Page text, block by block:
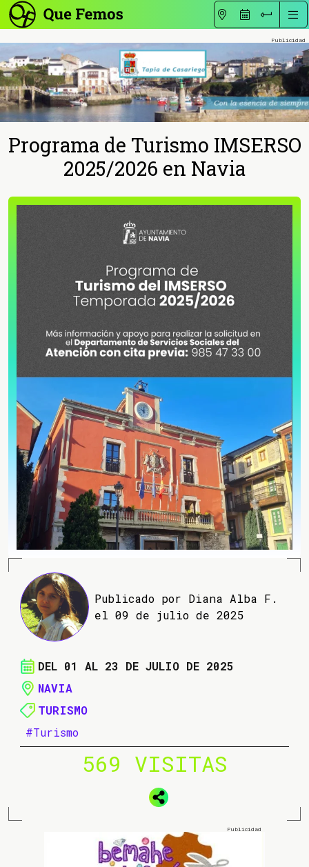
Programa de Turismo IMSERSO
2025/2026 en Navia
Publicado por Diana Alba F.
el 09 de julio de 2025
DEL 01 AL 23 DE JULIO DE 2025
NAVIA
TURISMO
#Turismo
569 VISITAS